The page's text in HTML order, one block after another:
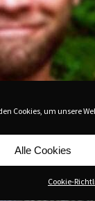
Cookies, um unsere
Alle Cookies
Cookie-